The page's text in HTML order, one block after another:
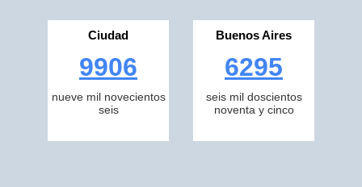
Ciudad
9906
nueve mil novecientos
seis
Buenos Aires
6295
seis mil doscientos
noventa y cinco